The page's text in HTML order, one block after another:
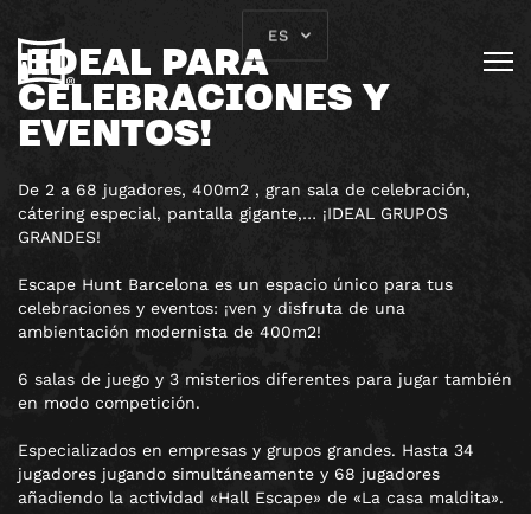
ES
¡IDEAL PARA
CELEBRACIONES Y
EVENTOS!
De 2 a 68 jugadores, 400m2 , gran sala de celebración,
cátering especial, pantalla gigante,… ¡IDEAL GRUPOS
GRANDES!
Escape Hunt Barcelona es un espacio único para tus
celebraciones y eventos: ¡ven y disfruta de una
ambientación modernista de 400m2!
6 salas de juego y 3 misterios diferentes para jugar también
en modo competición.
Especializados en empresas y grupos grandes. Hasta 34
jugadores jugando simultáneamente y 68 jugadores
añadiendo la actividad «Hall Escape» de «La casa maldita».